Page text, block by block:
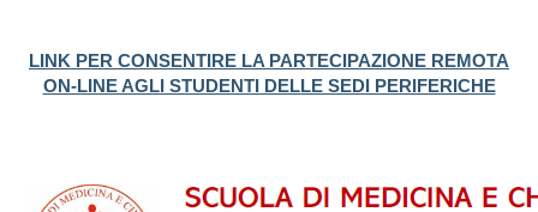
LINK PER CONSENTIRE LA PARTECIPAZIONE REMOTA
ON-LINE AGLI STUDENTI DELLE SEDI PERIFERICHE